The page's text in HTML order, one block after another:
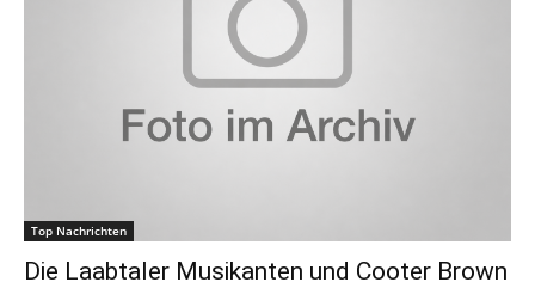
Top Nachrichten
Die Laabtaler Musikanten und Cooter Brown